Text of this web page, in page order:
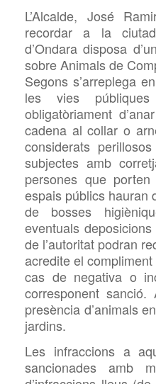
L’Alcalde, José
recordar a la
d’Ondara disposa
sobre Animals de
Segons s’arreplega
les vies
obligatòriament d’
cadena al collar o
considerats
subjectes amb
persones que
espais públics hauran
de bosses
eventuals
de l’autoritat podran
acredite el
cas de negativa o
corresponent
presència d’animals
jardins.
Les infraccions a
sancionades amb